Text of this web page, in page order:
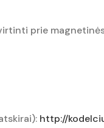
prie
http://